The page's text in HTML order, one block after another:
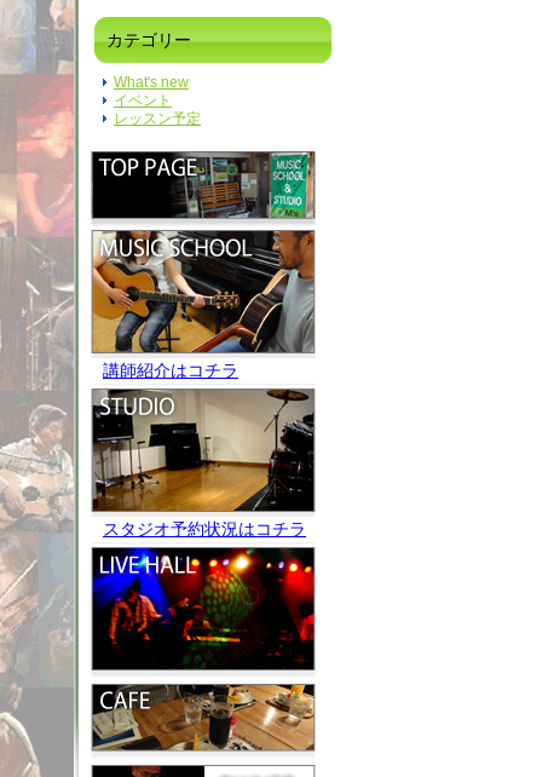
カテゴリー
What's new
イベント
レッスン予定
講師紹介はコチラ
スタジオ予約状況はコチラ